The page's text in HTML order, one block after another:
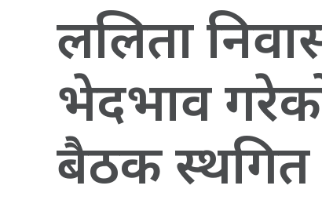
ललिता
भेदभाव
बैठक स्थगित